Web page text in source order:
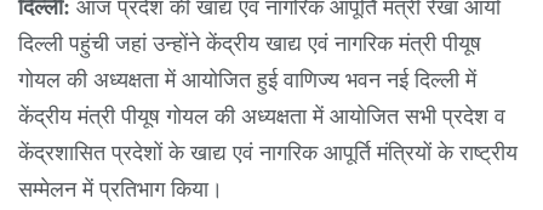
दिल्ली पहुंची जहां उन्होंने केंद्रीय खाद्य एवं नागरिक मंत्री पीयूष
गोयल की अध्यक्षता में आयोजित हुई वाणिज्य भवन नई दिल्ली में
केंद्रीय मंत्री पीयूष गोयल की अध्यक्षता में आयोजित सभी प्रदेश व
केंद्रशासित प्रदेशों के खाद्य एवं नागरिक आपूर्ति मंत्रियों के राष्ट्रीय
सम्मेलन में प्रतिभाग किया।